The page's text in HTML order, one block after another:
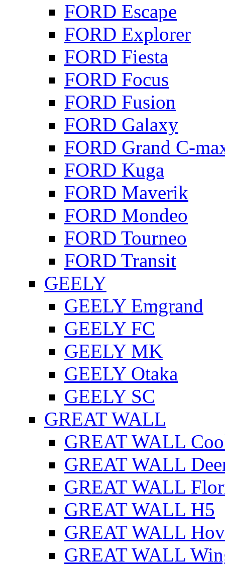
FORD Escape
FORD Explorer
FORD Fiesta
FORD Focus
FORD Fusion
FORD Galaxy
FORD Grand C-
FORD Kuga
FORD Maverik
FORD Mondeo
FORD Tourneo
FORD Transit
GEELY
GEELY Emgrand
GEELY FC
GEELY MK
GEELY Otaka
GEELY SC
GREAT WALL
GREAT WALL
GREAT WALL
GREAT WALL
GREAT WALL H5
GREAT WALL
GREAT WALL